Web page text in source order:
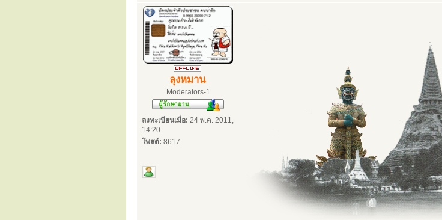
ลุงหมาน
Moderators-1
ลงทะเบียนเมื่อ: 24 พ.ค. 2011,
14:20
โพสต์: 8617